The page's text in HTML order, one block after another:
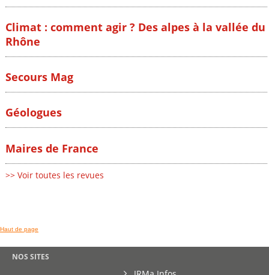
Climat : comment agir ? Des alpes à la vallée du
Rhône
Secours Mag
Géologues
Maires de France
>> Voir toutes les revues
Haut de page
NOS SITES